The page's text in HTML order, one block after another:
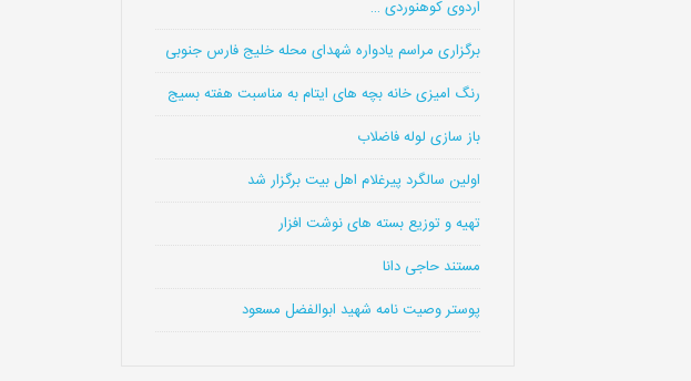
اردوی کوهنوردی …
برگزاری مراسم یادواره شهدای محله خلیج فارس جنوبی
رنگ امیزی خانه بچه های ایتام به مناسبت هفته بسیج
باز سازی لوله فاضلاب
اولین سالگرد پیرغلام اهل بیت برگزار شد
تهیه و توزیع بسته های نوشت افزار
مستند حاجی دانا
پوستر وصیت نامه شهید ابوالفضل مسعود